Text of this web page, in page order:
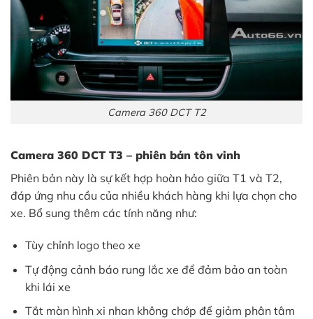
Camera 360 DCT T2
Camera 360 DCT T3 – phiên bản tôn vinh
Phiên bản này là sự kết hợp hoàn hảo giữa T1 và T2,
đáp ứng nhu cầu của nhiều khách hàng khi lựa chọn cho
xe. Bổ sung thêm các tính năng như:
Tùy chỉnh logo theo xe
Tự động cảnh báo rung lắc xe để đảm bảo an toàn
khi lái xe
Tắt màn hình xi nhan không chớp để giảm phân tâm